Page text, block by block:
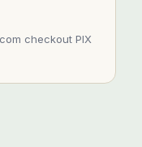
checkout PIX